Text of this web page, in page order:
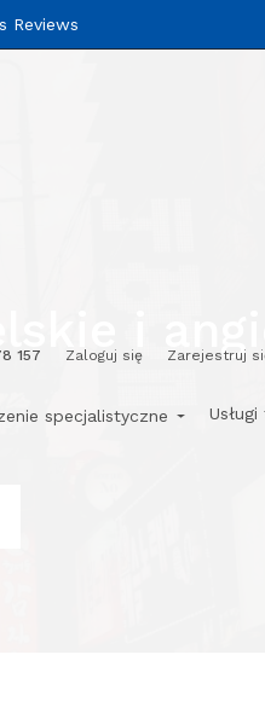
Reviews
157 Zaloguj się Zarejestruj
specjalistyczne
i